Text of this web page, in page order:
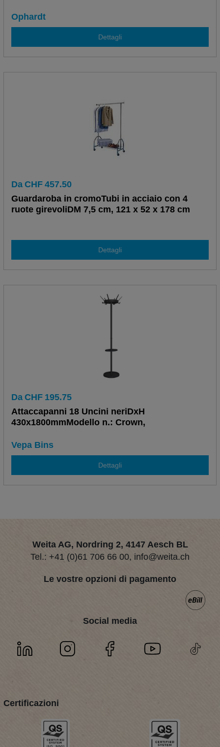
Ophardt
Dettagli
Da CHF 457.50
Guardaroba in cromoTubi in acciaio con 4
ruote girevoliDM 7,5 cm, 121 x 52 x 178 cm
Dettagli
Da CHF 195.75
Attaccapanni 18 Uncini neriDxH
430x1800mmModello n.: Crown,
Vepa Bins
Dettagli
Weita AG, Nordring 2, 4147 Aesch BL
Tel.: +41 (0)61 706 66 00, info@weita.ch
Le vostre opzioni di pagamento
Social media
Certificazioni